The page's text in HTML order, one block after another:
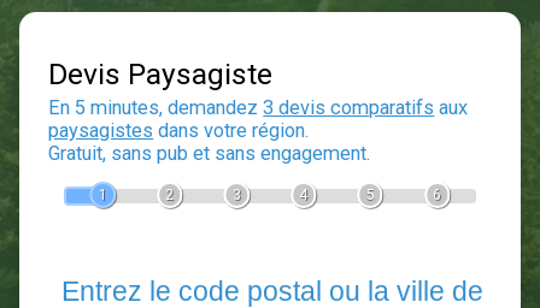
Devis Paysagiste
En 5 minutes, demandez3 devis comparatifs